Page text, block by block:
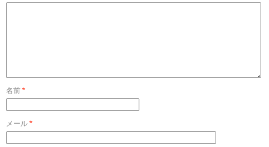
名前 *
メール *